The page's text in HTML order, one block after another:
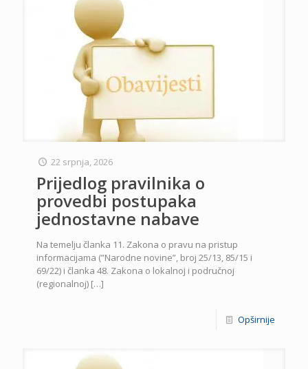
22 srpnja, 2026
Prijedlog pravilnika o
provedbi postupaka
jednostavne nabave
Na temelju članka 11. Zakona o pravu na pristup
informacijama (”Narodne novine”, broj 25/13, 85/15 i
69/22) i članka 48. Zakona o lokalnoj i područnoj
(regionalnoj) […]
Opširnije